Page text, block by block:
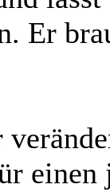
Er
einen